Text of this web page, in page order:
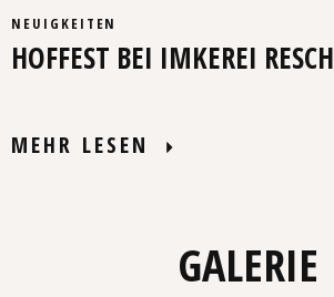
NEUIGKEITEN
HOFFEST BEI IMKEREI RESCH
MEHR LESEN
GALERIE